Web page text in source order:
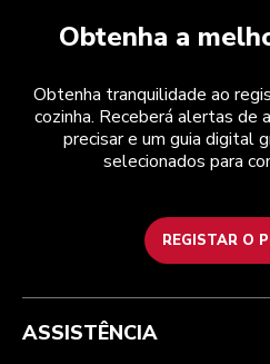
Obtenha a
Obtenha tranquilidade ao
cozinha. Receberá alertas de
precisar e um guia digital
selecionados para
REGISTAR O
Health Check
Atendimento ao cliente
Acompanhar a sua encomenda
Garantia e documentos
Termos e condições
Envio e entrega
Devoluções e reembolsos
Marca
A marca
A nossa história
ASSISTÊNCIA